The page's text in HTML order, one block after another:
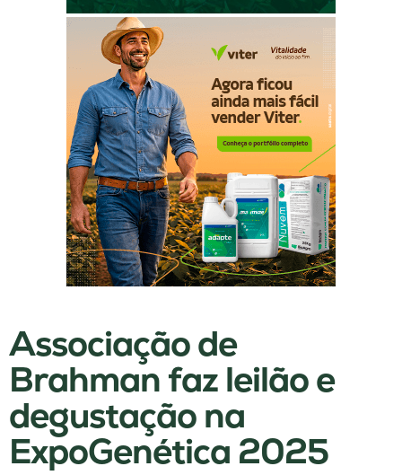
Associação de
Brahman faz leilão e
degustação na
ExpoGenética 2025